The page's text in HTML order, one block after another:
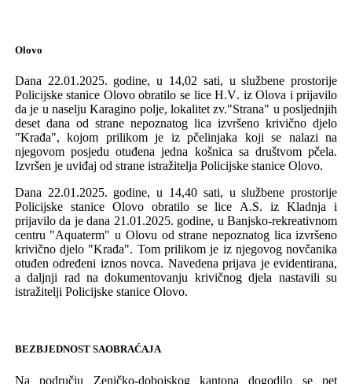
Olovo
Dana 22.01.2025. godine, u 14,02 sati, u službene prostorije
Policijske stanice Olovo obratilo se liceH.V. iz Olova i prijavilo
da je u naselju Karagino polje, lokalitet zv."Strana" u posljednjih
deset dana od strane nepoznatog lica izvršeno krivično djelo
"Krađa", kojom prilikom je iz pčelinjaka koji se nalazi na
njegovom posjedu otuđena jedna košnica sa društvom pčela.
Izvršen je uviđaj od strane istražitelja Policijske staniceOlovo.
Dana 22.01.2025. godine, u 14,40 sati, u službene prostorije
Policijske staniceOlovo obratilo se lice A.S. iz Kladnja i
prijavilo da je dana 21.01.2025. godine, u Banjsko-rekreativnom
centru "Aquaterm" u Olovu od strane nepoznatoglica izvršeno
krivično djelo "Krađa". Tom prilikom je iz njegovog novčanika
otuđen određeni iznosnovca. Navedena prijava je evidentirana,
a daljnji rad na dokumentovanju krivičnog djela nastavili su
istražitelji Policijske stanice Olovo.
BEZBJEDNOST SAOBRAĆAJA
Na području Zeničko-dobojskogkantona dogodilo se pet